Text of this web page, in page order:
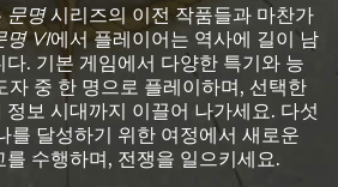
문명시리즈의 이전 작품들과 마찬가
명 VI에서 플레이어는 역사에 길이 남
. 기본 게임에서 다양한 특기와 능
자 중 한 명으로 플레이하며, 선택한
보 시대까지 이끌어 나가세요. 다섯
를 달성하기 위한 여정에서 새로운
수행하며, 전쟁을 일으키세요.